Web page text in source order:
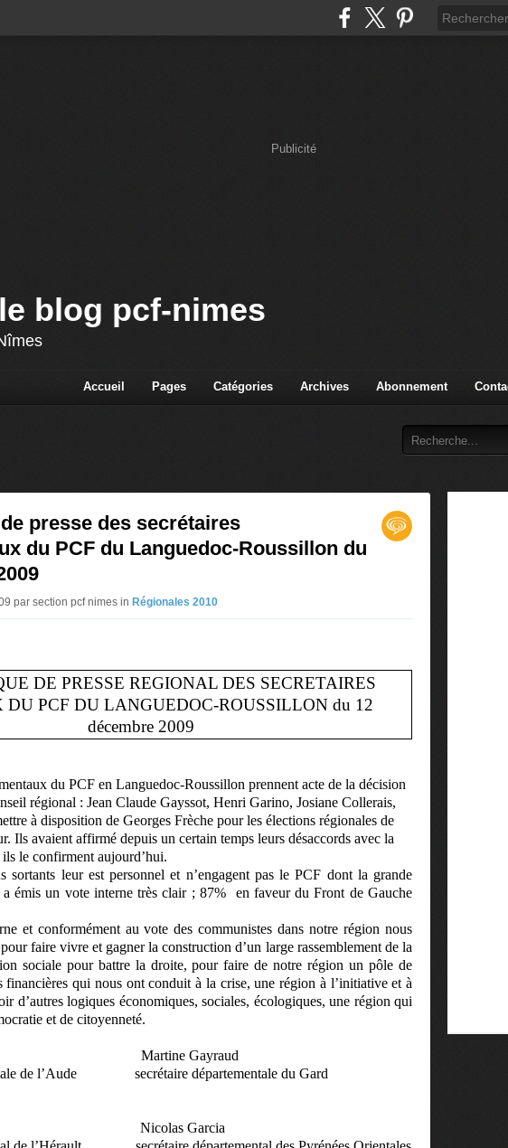
Publicité
le blog pcf-nimes
Accueil Pages Catégories Archives Abonnement
presse des secrétaires
du PCF du Languedoc-Roussillon du
par section pcf nimes in Régionales 2010
DE PRESSE REGIONAL DES SECRETAIRES
DU PCF DU LANGUEDOC-ROUSSILLON du 12
décembre 2009
du PCF en Languedoc-Roussillon prennent acte de la décision
régional : Jean Claude Gayssot, Henri Garino, Josiane Collerais,
à disposition de Georges Frèche pour les élections régionales de
Ils avaient affirmé depuis un certain temps leurs désaccords avec la
le confirment aujourd’hui.
sortants leur est personnel et n’engagent pas le PCF dont la grande
a émis un vote interne très clair ; 87%
en faveur du Front de Gauche
et conformément au vote des communistes dans notre région nous
faire vivre et gagner la construction d’un large rassemblement de la
sociale pour battre la droite, pour faire de notre région un pôle de
financières qui nous ont conduit à la crise, une région à l’initiative et à
d’autres logiques économiques, sociales, écologiques, une région qui
et de citoyenneté.
Martine Gayraud
de l’Aude
secrétaire départementale du Gard
Nicolas Garcia